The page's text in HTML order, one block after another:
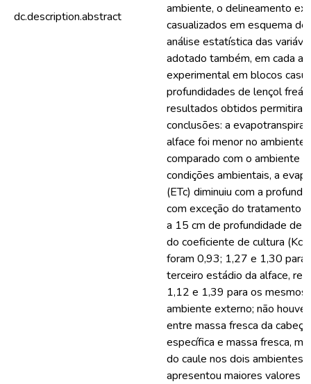
dc.description.abstract
ambiente, o delineamento
casualizados em esquema
análise estatística das
adotado também, em cada
experimental em blocos
profundidades de lençol
resultados obtidos
conclusões: a
alface foi menor no ambiente
comparado com o ambiente
condições ambientais, a
(ETc) diminuiu com a
com exceção do tratamento
a 15 cm de profundidade de
do coeficiente de cultura
foram 0,93; 1,27 e 1,30 para
terceiro estádio da alface,
1,12 e 1,39 para os
ambiente externo; não houve
entre massa fresca da
específica e massa fresca,
do caule nos dois ambientes,
apresentou maiores valores